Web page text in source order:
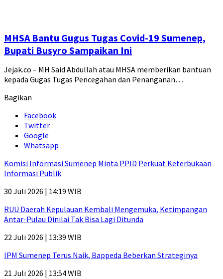
MHSA Bantu Gugus Tugas Covid-19 Sumenep,
Bupati Busyro Sampaikan Ini
Jejak.co – MH Said Abdullah atau MHSA memberikan bantuan
kepada Gugas Tugas Pencegahan dan Penanganan…
Bagikan
Facebook
Twitter
Google
Whatsapp
Komisi Informasi Sumenep Minta PPID Perkuat Keterbukaan
Informasi Publik
30 Juli 2026 | 14:19 WIB
RUU Daerah Kepulauan Kembali Mengemuka, Ketimpangan
Antar-Pulau Dinilai Tak Bisa Lagi Ditunda
22 Juli 2026 | 13:39 WIB
IPM Sumenep Terus Naik, Bappeda Beberkan Strateginya
21 Juli 2026 | 13:54 WIB